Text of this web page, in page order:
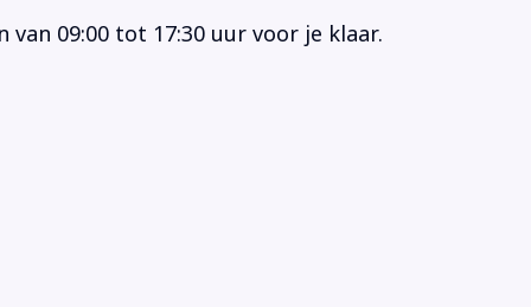
detectie
van 09:00 tot 17:30 uur voor je klaar.